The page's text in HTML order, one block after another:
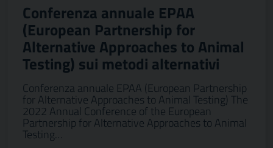
Conferenza annuale EPAA
(European Partnership for
Alternative Approaches to Animal
Testing) sui metodi alternativi
Conferenza annuale EPAA (European Partnership
for Alternative Approaches to Animal Testing) The
2022 Annual Conference of the European
Partnership for Alternative Approaches to Animal
Testing…